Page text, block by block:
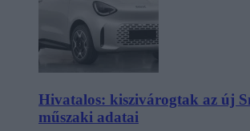
Hivatalos: kiszivárogtak az új
műszaki adatai